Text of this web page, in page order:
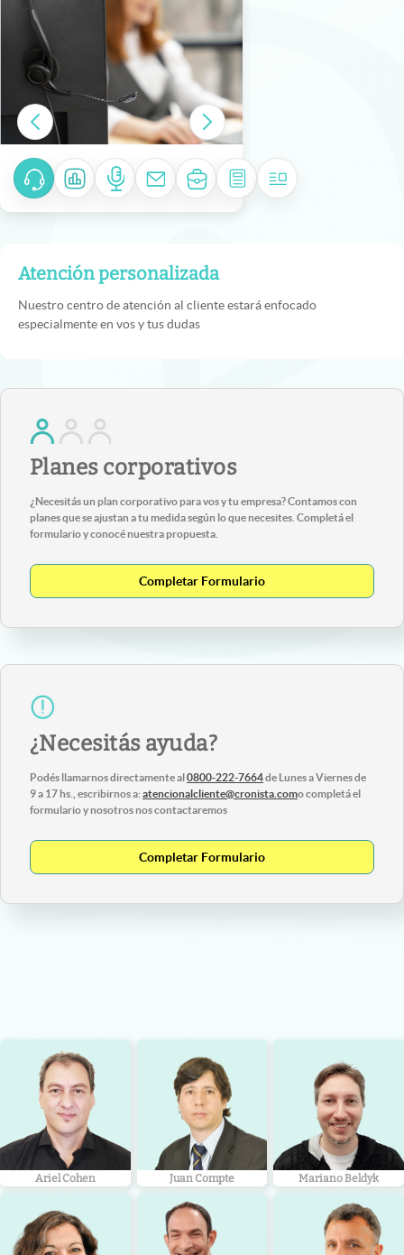
Atención personalizada
Nuestro centro de atención al cliente estará enfocado
especialmente en vos y tus dudas
Planes corporativos
¿Necesitás un plan corporativo para vos y tu empresa? Contamos con
planes que se ajustan a tu medida según lo que necesites. Completá el
formulario y conocé nuestra propuesta.
Completar Formulario
¿Necesitás ayuda?
Podés llamarnos directamente al 0800-222-7664de Lunes a Viernes de
9 a 17 hs., escribirnos a:atencionalcliente@cronista.como completá el
formulario y nosotros nos contactaremos
Completar Formulario
Ariel Cohen Juan Compte Mariano Beldyk